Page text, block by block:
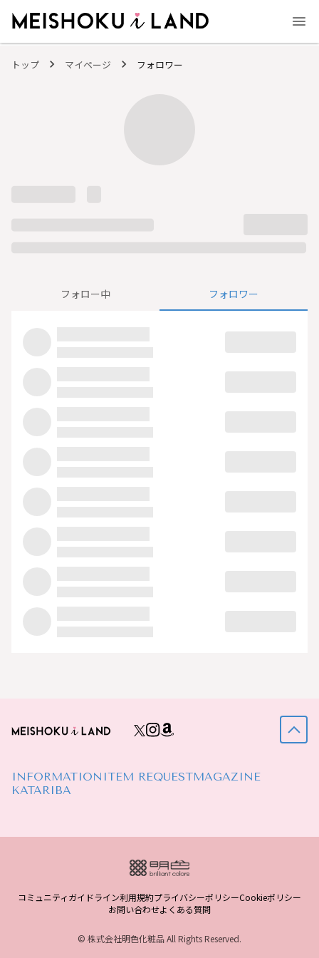
トップ マイページ フォロワー
フォロー中 フォロワー
INFORMATION ITEM REQUESTMAGAZINE
KATARIBA
コミュニティガイドライン利用規約プライバシーポリシーCookieポリシー
お問い合わせよくある質問
© 株式会社明色化粧品 All Rights Reserved.